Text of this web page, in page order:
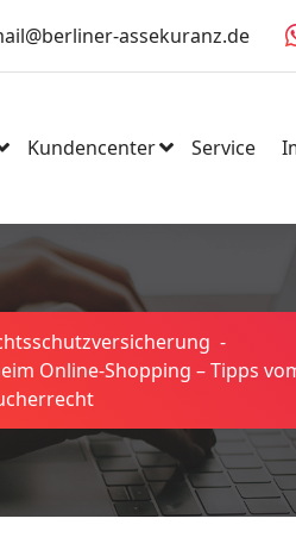
assekuranz.de
Kundencenter Service
-
Online-Shopping – Tipps